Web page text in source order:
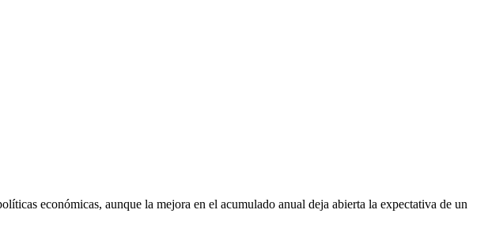
económicas, aunque la mejora en el acumulado anual deja abierta la expectativa de un